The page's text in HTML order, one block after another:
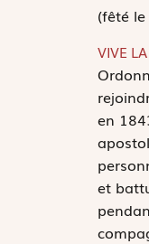
(fêté
VIVE
O
en
et